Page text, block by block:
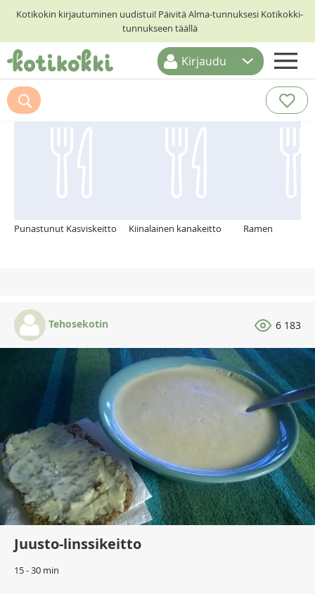
Kotikokin kirjautuminen uudistui! Päivitä Alma-tunnuksesi Kotikokki-
tunnukseen täällä
ETUSIVU
RESEPTIHAKU
Kirjaudu
Suosittelemme myös
Punastunut Kasviskeitto Kiinalainen kanakeitto Ramen
Tehosekotin 6 183
Juusto-linssikeitto
15 - 30 min